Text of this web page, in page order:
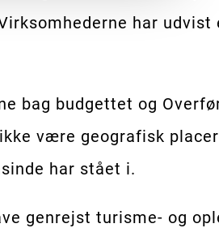
har udvist
bag budgettet og
være geografisk
har stået i.
genrejst turisme- og